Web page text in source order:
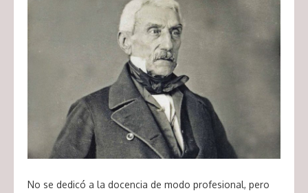
No se dedicó a la docencia de modo profesional, pero